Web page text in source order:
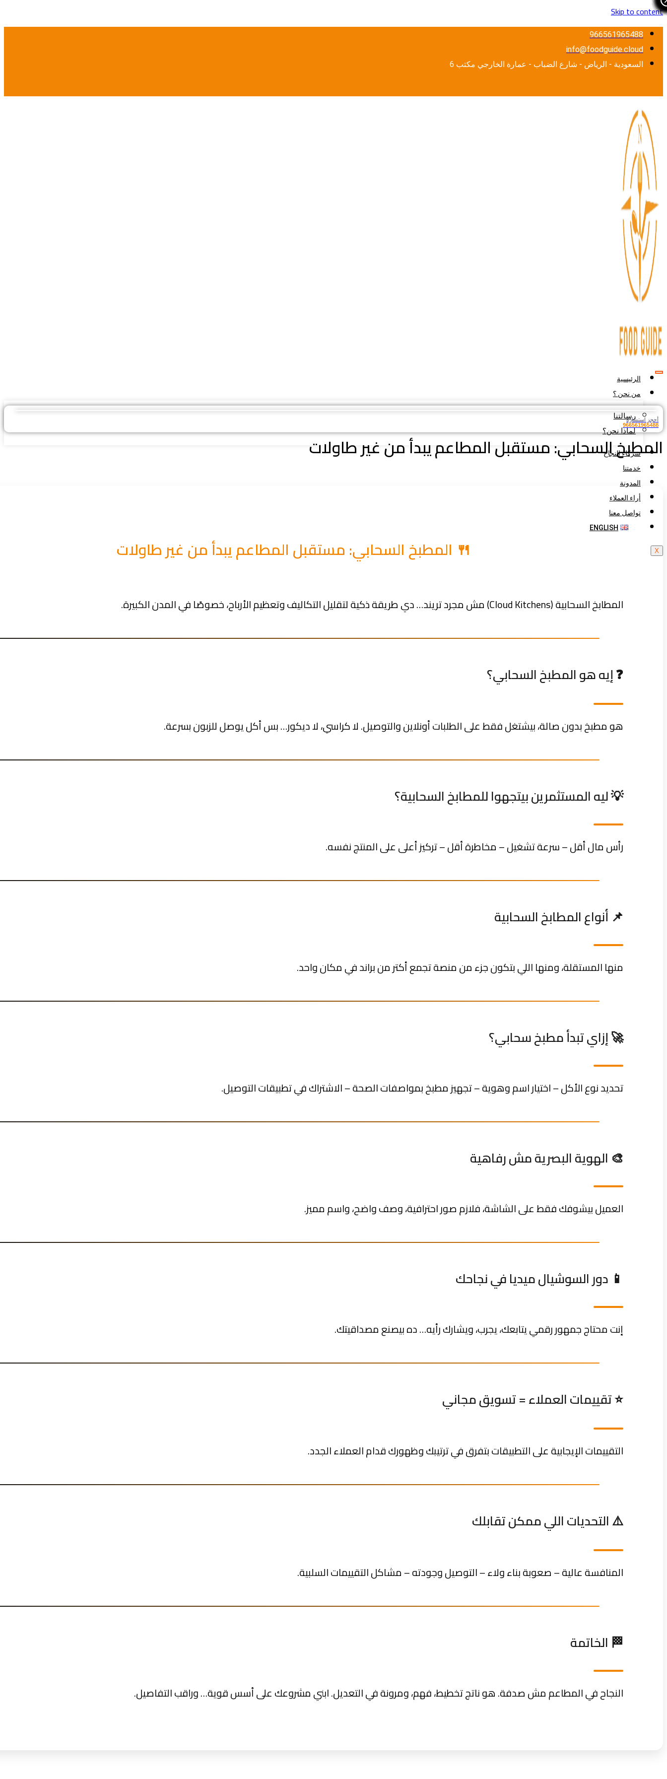
Skip to content
966561965488
info@foodguide.cloud
السعودية - الرياض - شارع الضباب - عمارة الخارجي مكتب 6
الرئيسية
من نحن ؟
رسالتنا
لماذا نحن؟
شركاء النجاح
خدمتنا
المدونة
أراء العملاء
تواصل معنا
ENGLISH
X
أحجز استشارة
966561965488
المطبخ السحابي: مستقبل المطاعم يبدأ من غير طاولات
🍴 المطبخ السحابي: مستقبل المطاعم يبدأ من غير طاولات
المطابخ السحابية (Cloud Kitchens) مش مجرد تريند… دي طريقة ذكية لتقليل التكاليف وتعظيم الأرباح، خصوصًا في المدن الكبيرة.
❓ إيه هو المطبخ السحابي؟
هو مطبخ بدون صالة، بيشتغل فقط على الطلبات أونلاين والتوصيل. لا كراسي، لا ديكور… بس أكل يوصل للزبون بسرعة.
💡 ليه المستثمرين بيتجهوا للمطابخ السحابية؟
رأس مال أقل – سرعة تشغيل – مخاطرة أقل – تركيز أعلى على المنتج نفسه.
📌 أنواع المطابخ السحابية
منها المستقلة، ومنها اللي بتكون جزء من منصة تجمع أكتر من براند في مكان واحد.
🚀 إزاي تبدأ مطبخ سحابي؟
تحديد نوع الأكل – اختيار اسم وهوية – تجهيز مطبخ بمواصفات الصحة – الاشتراك في تطبيقات التوصيل.
🎨 الهوية البصرية مش رفاهية
العميل بيشوفك فقط على الشاشة، فلازم صور احترافية، وصف واضح، واسم مميز.
📱 دور السوشيال ميديا في نجاحك
إنت محتاج جمهور رقمي يتابعك، يجرب، ويشارك رأيه… ده بيصنع مصداقيتك.
⭐ تقييمات العملاء = تسويق مجاني
التقييمات الإيجابية على التطبيقات بتفرق في ترتيبك وظهورك قدام العملاء الجدد.
⚠️ التحديات اللي ممكن تقابلك
المنافسة عالية – صعوبة بناء ولاء – التوصيل وجودته – مشاكل التقييمات السلبية.
🏁 الخاتمة
النجاح في المطاعم مش صدفة. هو ناتج تخطيط، فهم، ومرونة في التعديل. ابني مشروعك على أسس قوية… وراقب التفاصيل.